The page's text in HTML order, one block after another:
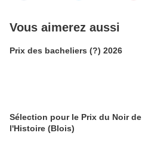
Vous aimerez aussi
Prix des bacheliers (?) 2026
Sélection pour le Prix du Noir de
l'Histoire (Blois)